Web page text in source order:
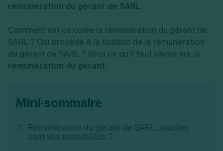
Création d'entreprise
rémunération du gérant de SARL.
Comment est calculée la rémunération du gérant de
SARL ? Qui procède à la fixation de la rémunération
du gérant de SARL ? Voici ce qu’il faut savoir sur la
rémunération du gérant.
mini-sommaire
Rémunération du gérant de SARL : quelles
sont vos possibilités ?